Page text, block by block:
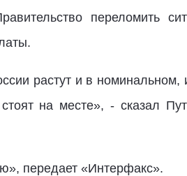
переломить
растут и в
на месте», - сказал
передает «Интерфакс».